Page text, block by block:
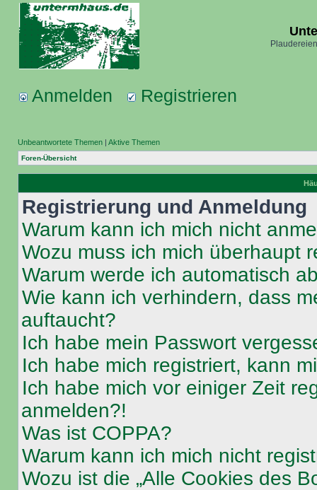
Anmelden Registrieren
Unbeantwortete Themen | Aktive Themen
Foren-Übersicht
Registrierung und Anmeldung
Warum kann ich mich nicht
Wozu muss ich mich überhaupt
Warum werde ich automatisch
Wie kann ich verhindern, dass
auftaucht?
Ich habe mein Passwort
Ich habe mich registriert, kann
Ich habe mich vor einiger Zeit
anmelden?!
Was ist COPPA?
Warum kann ich mich nicht
Wozu ist die „Alle Cookies des